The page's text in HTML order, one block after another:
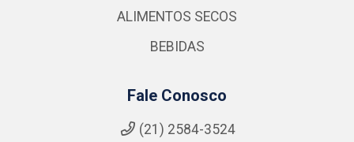
ALIMENTOS SECOS
BEBIDAS
Fale Conosco
(21) 2584-3524